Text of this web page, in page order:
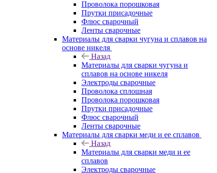
Проволока порошковая
Прутки присадочные
Флюс сварочный
Ленты сварочные
Материалы для сварки чугуна и сплавов на
основе никеля
Назад
Материалы для сварки чугуна и
сплавов на основе никеля
Электроды сварочные
Проволока сплошная
Проволока порошковая
Прутки присадочные
Флюс сварочный
Ленты сварочные
Материалы для сварки меди и ее сплавов
Назад
Материалы для сварки меди и ее
сплавов
Электроды сварочные